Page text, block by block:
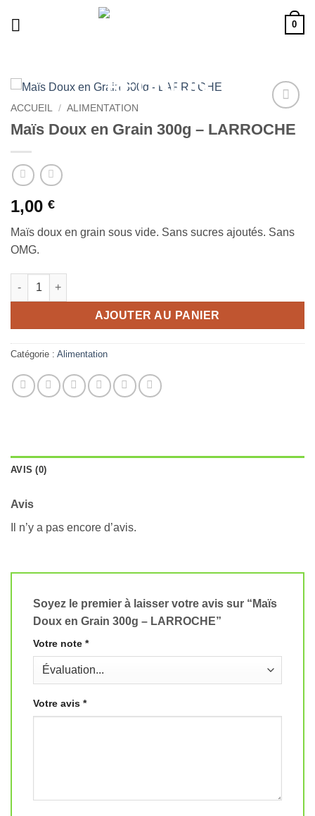
0
Ajouter
à la liste
ACCUEIL / ALIMENTATION
Maïs Doux en Grain 300g – LARROCHE
1,00 €
Maïs doux en grain sous vide. Sans sucres ajoutés. Sans
OMG.
quantité de Maïs Doux en Grain 300g - LARROCHE
AJOUTER AU PANIER
Catégorie : Alimentation
AVIS (0)
Avis
Il n’y a pas encore d’avis.
Soyez le premier à laisser votre avis sur “Maïs
Doux en Grain 300g – LARROCHE”
Votre note *
Votre avis *